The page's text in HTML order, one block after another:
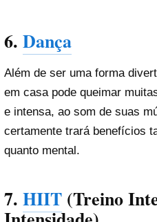
6. Dança
Além de ser uma forma
em casa pode queimar
e intensa, ao som de suas
certamente trará benefícios
quanto mental.
7. HIIT (Treino